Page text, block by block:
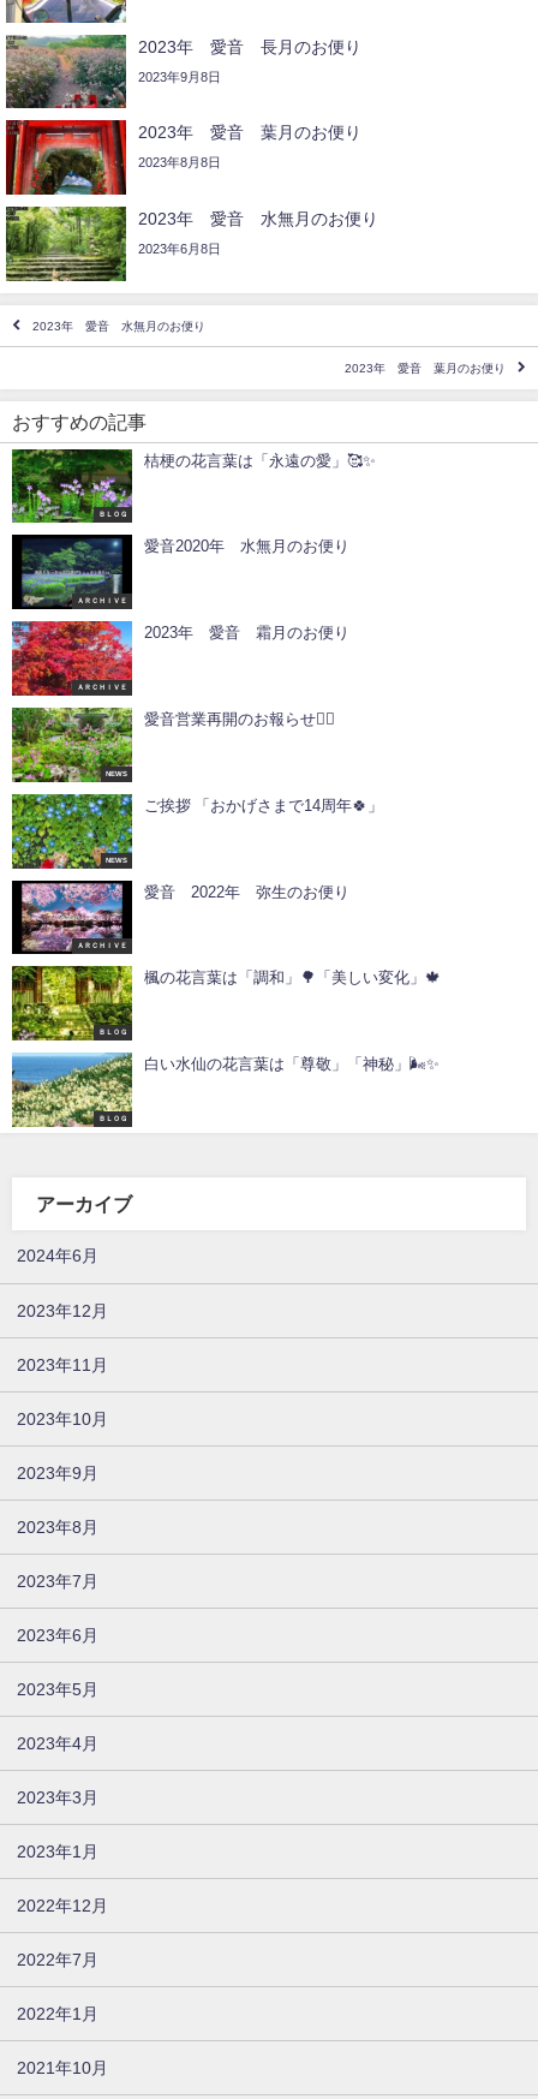
2023年 愛音 長月のお便り
2023年9月8日
2023年 愛音 葉月のお便り
2023年8月8日
2023年 愛音 水無月のお便り
2023年6月8日
2023年 愛音 水無月のお便り
2023年 愛音 葉月のお便り
おすすめの記事
ＢＬＯＧ
桔梗の花言葉は「永遠の愛」🥰✨
ＡＲＣＨＩＶＥ
愛音2020年 水無月のお便り
ＡＲＣＨＩＶＥ
2023年 愛音 霜月のお便り
NEWS
愛音営業再開のお報らせ🙇‍♀
NEWS
ご挨拶 「おかげさまで14周年🍀」
ＡＲＣＨＩＶＥ
愛音 2022年 弥生のお便り
ＢＬＯＧ
楓の花言葉は「調和」🌳「美しい変化」🍁
ＢＬＯＧ
白い水仙の花言葉は「尊敬」「神秘」🌬️✨
アーカイブ
2024年6月
2023年12月
2023年11月
2023年10月
2023年9月
2023年8月
2023年7月
2023年6月
2023年5月
2023年4月
2023年3月
2023年1月
2022年12月
2022年7月
2022年1月
2021年10月